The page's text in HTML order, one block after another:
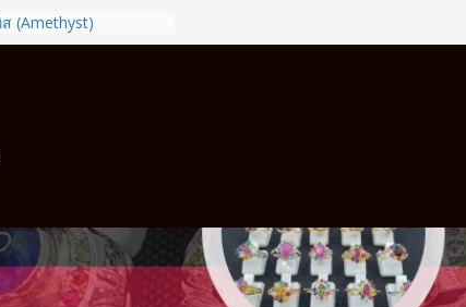
(Amethyst)
หวนให้ถูกนิ้วตามวันเกิด
ฟนซี
คล